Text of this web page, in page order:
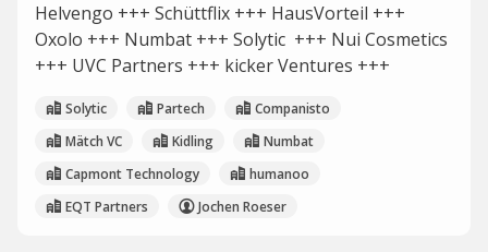
Helvengo +++ Schüttflix +++ HausVorteil +++
Oxolo +++ Numbat +++ Solytic +++ Nui Cosmetics
+++ UVC Partners +++ kicker Ventures +++
Solytic Partech
Companisto
Mätch VC
Kidling
Numbat
Capmont Technology
humanoo
EQT Partners
Jochen Roeser